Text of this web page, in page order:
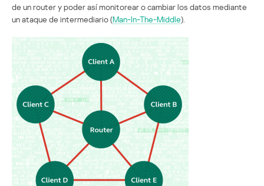
de un router y poder así monitorear o cambiar los datos mediante
un ataque de intermediario (Man-In-The-Middle).